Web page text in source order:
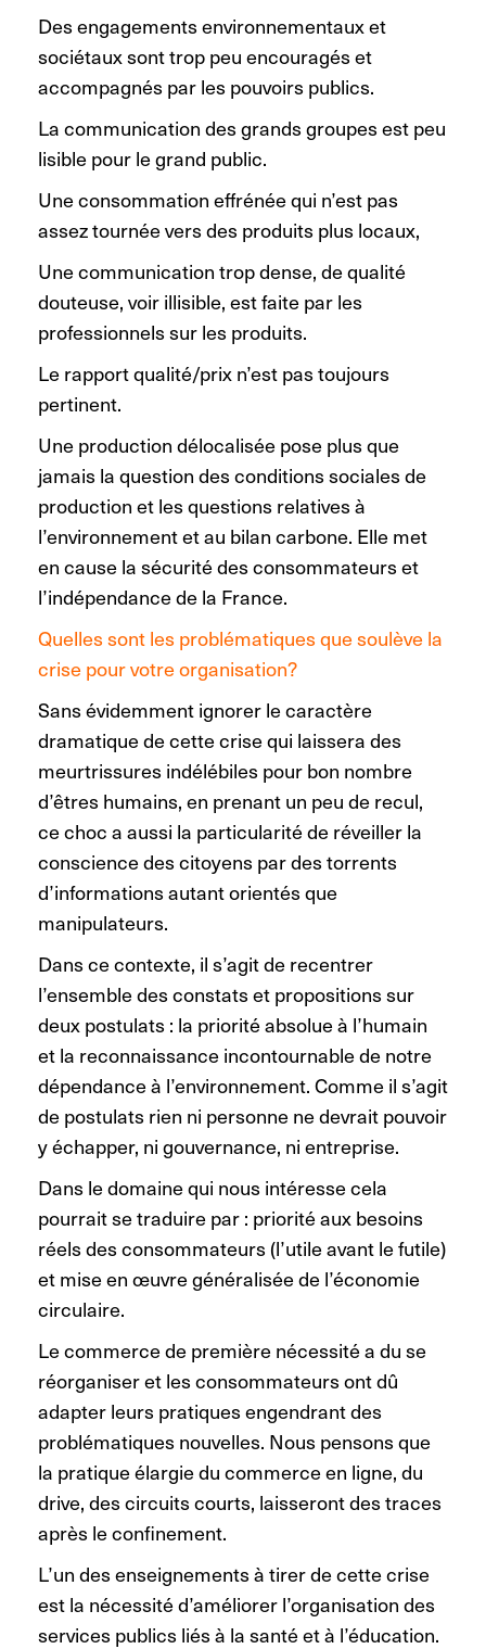
Des engagements environnementaux et
sociétaux sont trop peu encouragés et
accompagnés par les pouvoirs publics.
La communication des grands groupes est peu
lisible pour le grand public.
Une consommation effrénée qui n’est pas
assez tournée vers des produits plus locaux,
Une communication trop dense, de qualité
douteuse, voir illisible, est faite par les
professionnels sur les produits.
Le rapport qualité/prix n’est pas toujours
pertinent.
Une production délocalisée pose plus que
jamais la question des conditions sociales de
production et les questions relatives à
l’environnement et au bilan carbone. Elle met
en cause la sécurité des consommateurs et
l’indépendance de la France.
Quelles sont les problématiques que soulève la
crise pour votre organisation?
Sans évidemment ignorer le caractère
dramatique de cette crise qui laissera des
meurtrissures indélébiles pour bon nombre
d’êtres humains, en prenant un peu de recul,
ce choc a aussi la particularité de réveiller la
conscience des citoyens par des torrents
d’informations autant orientés que
manipulateurs.
Dans ce contexte, il s’agit de recentrer
l’ensemble des constats et propositions sur
deux postulats : la priorité absolue à l’humain
et la reconnaissance incontournable de notre
dépendance à l’environnement. Comme il s’agit
de postulats rien ni personne ne devrait pouvoir
y échapper, ni gouvernance, ni entreprise.
Dans le domaine qui nous intéresse cela
pourrait se traduire par : priorité aux besoins
réels des consommateurs (l’utile avant le futile)
et mise en œuvre généralisée de l’économie
circulaire.
Le commerce de première nécessité a du se
réorganiser et les consommateurs ont dû
adapter leurs pratiques engendrant des
problématiques nouvelles. Nous pensons que
la pratique élargie du commerce en ligne, du
drive, des circuits courts, laisseront des traces
après le confinement.
L’un des enseignements à tirer de cette crise
est la nécessité d’améliorer l’organisation des
services publics liés à la santé et à l’éducation.